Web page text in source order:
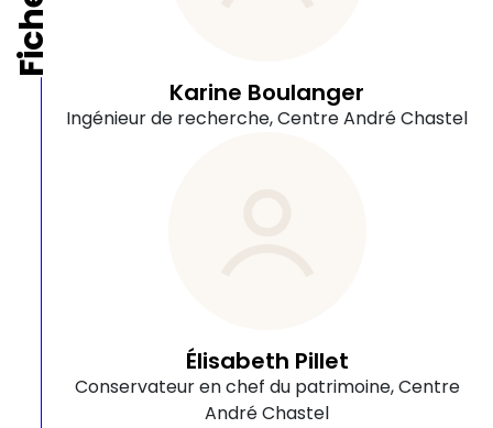
Karine Boulanger
Ingénieur de recherche, Centre André Chastel
Élisabeth Pillet
Conservateur en chef du patrimoine, Centre
André Chastel